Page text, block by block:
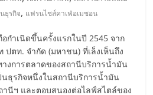
ธุรกิจ, แฟรนไชส์คาเฟ่อเมซอน
กำเนิดขึ้นครั้งแรกในปี 2545 จาก
ตท. จำกัด (มหาชน) ที่เล็งเห็นถึง
งการตลาดของสถานีบริการน้ำมัน
นธุรกิจหนึ่งในสถานีบริการน้ำมัน
านีฯ และตอบสนองต่อไลฟ์สไตล์ของ